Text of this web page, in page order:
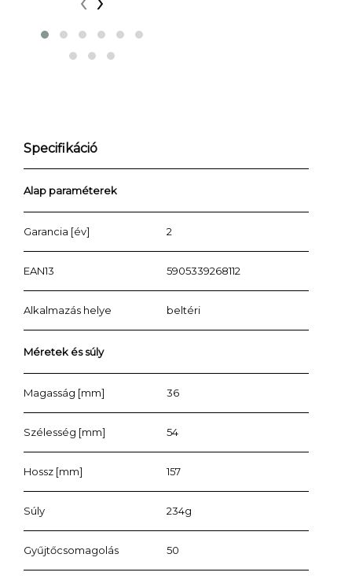
Specifikáció
Alap paraméterek
Garancia [év] 2
EAN13 5905339268112
Alkalmazás helye beltéri
Méretek és súly
Magasság [mm] 36
Szélesség [mm] 54
Hossz [mm] 157
Súly 234g
Gyűjtőcsomagolás 50